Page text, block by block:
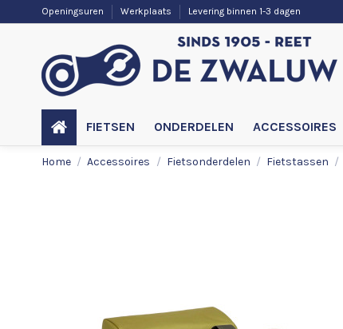
Openingsuren Werkplaats Levering binnen 1-3 dagen
FIETSEN ONDERDELEN ACCESSOIRES
Home Accessoires Fietsonderdelen Fietstassen